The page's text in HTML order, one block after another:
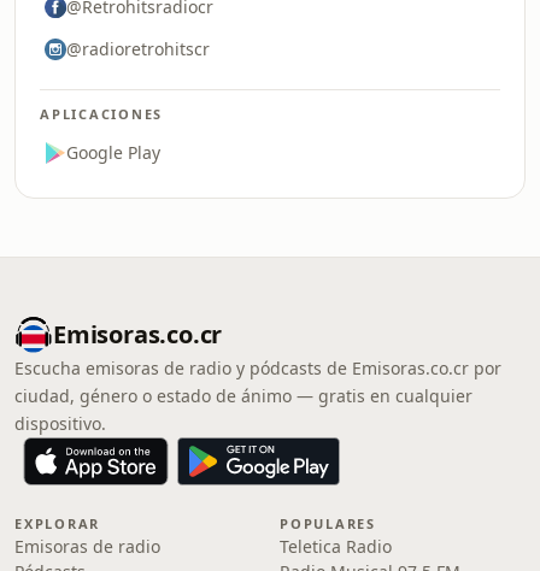
@Retrohitsradiocr
@radioretrohitscr
APLICACIONES
Google Play
Emisoras.co.cr
Escucha emisoras de radio y pódcasts de Emisoras.co.cr por
ciudad, género o estado de ánimo — gratis en cualquier
dispositivo.
EXPLORAR
Emisoras de radio
POPULARES
Teletica Radio